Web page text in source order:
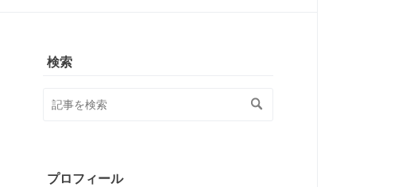
検索
プロフィール